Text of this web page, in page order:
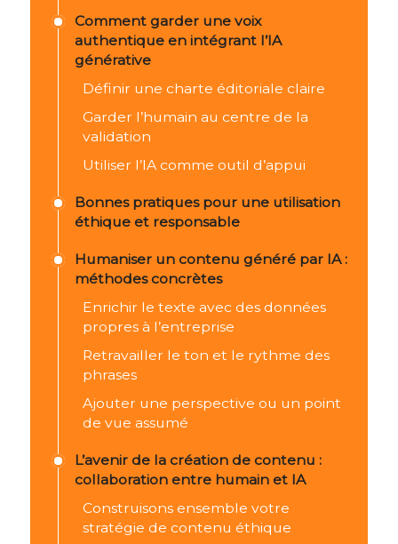
Comment garder une voix
authentique en intégrant l’IA
générative
Définir une charte éditoriale claire
Garder l’humain au centre de la
validation
Utiliser l’IA comme outil d’appui
Bonnes pratiques pour une utilisation
éthique et responsable
Humaniser un contenu généré par IA :
méthodes concrètes
Enrichir le texte avec des données
propres à l’entreprise
Retravailler le ton et le rythme des
phrases
Ajouter une perspective ou un point
de vue assumé
L’avenir de la création de contenu :
collaboration entre humain et IA
Construisons ensemble votre
stratégie de contenu éthique